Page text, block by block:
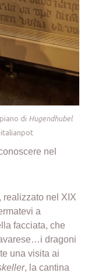
di Hugendhubel
nel
, realizzato nel XIX
a
facciata, che
dragoni
una visita ai
, la cantina